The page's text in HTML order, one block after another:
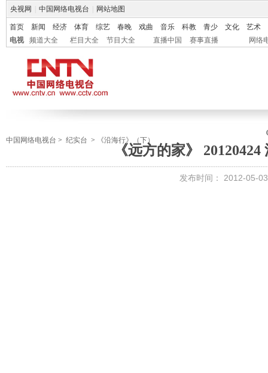
央视网 中国网络电视台 网站地图
首页 新闻 经济 体育 综艺 春晚 戏曲 音乐 科教 青少 文化
艺术
电视
频道大全 栏目大全 节目大全 直播中国 赛事直播 网络
中国网络电视台 > 纪实台 > 《沿海行》（下）
《远方的家》
发布时间： 2012-05-